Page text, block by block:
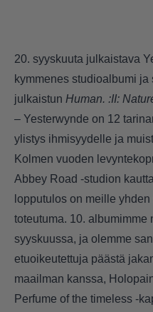
20. syyskuuta julkaistava
kymmenes studioalbumi ja
julkaistun Human. :II:
– Yesterwynde on 12
ylistys ihmisyydelle ja
Kolmen vuoden
Abbey Road -studion
lopputulos on meille
toteutuma. 10. albumimme
syyskuussa, ja olemme
etuoikeutettuja päästä
maailman kanssa,
Perfume of the timeless -